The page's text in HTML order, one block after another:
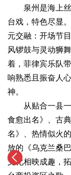
泉州是海上
台戏，特色尽显
元交融：开场节
风锣鼓与灵动狮
着，菲律宾乐队
响熟悉且振奋人
神。
从贴合一县
食愈出名》、古
名》、热情似火
放的《乌克兰桑
文化相映成趣，